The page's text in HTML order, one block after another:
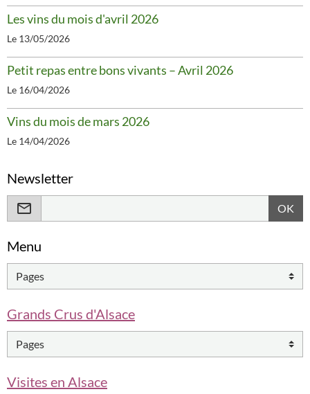
Les vins du mois d'avril 2026
Le 13/05/2026
Petit repas entre bons vivants – Avril 2026
Le 16/04/2026
Vins du mois de mars 2026
Le 14/04/2026
Newsletter
OK
Menu
Grands Crus d'Alsace
Visites en Alsace